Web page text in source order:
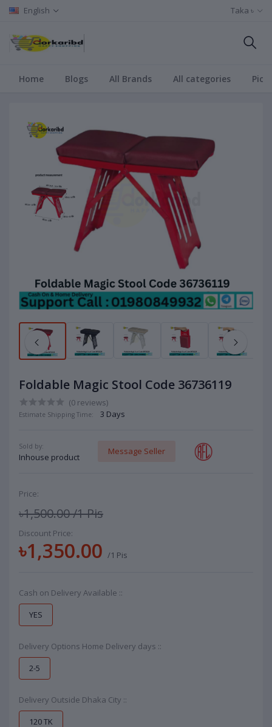
English Taka ৳
Home Blogs All Brands All categories
Foldable Magic Stool Code 36736119
(0 reviews)
Estimate Shipping Time: 3 Days
Sold by:
Inhouse product
Message Seller
Price:
৳1,500.00/1 Pis
Discount Price:
৳1,350.00 /1 Pis
Cash on Delivery Available ::
YES
Delivery Options Home Delivery days ::
2-5
Delivery Outside Dhaka City ::
120 TK